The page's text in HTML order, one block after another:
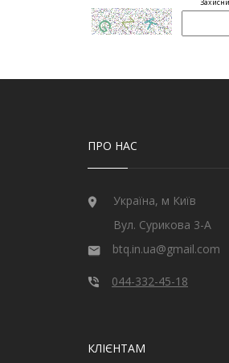
ПРО НАС
Україна, м Київ
Вул. Сурикова 3-А
btq.in.ua@gmail.com
044-332-45-18
КЛІЄНТАМ